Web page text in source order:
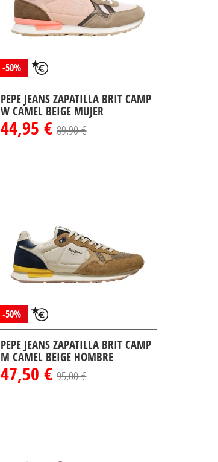
-50%
PEPE JEANS ZAPATILLA BRIT CAMP
W CAMEL BEIGE MUJER
44,95 €89,90 €
-50%
PEPE JEANS ZAPATILLA BRIT CAMP
M CAMEL BEIGE HOMBRE
47,50 €95,00 €